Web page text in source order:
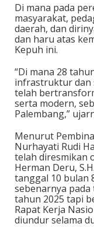
Di mana pada
masyarakat,
daerah, dan
dan haru atas
Kepuh ini.
“Di mana 28
infrastruktur dan
telah
serta modern,
Palembang,”
Menurut
Nurhayati Rudi
telah diresmikan
Herman Deru,
tanggal 10 bulan
sebenarnya
tahun 2025 tapi
Rapat Kerja
diundur selama